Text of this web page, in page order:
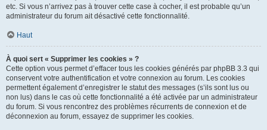
etc. Si vous n’arrivez pas à trouver cette case à cocher, il est probable qu’un
administrateur du forum ait désactivé cette fonctionnalité.
Haut
À quoi sert « Supprimer les cookies » ?
Cette option vous permet d’effacer tous les cookies générés par phpBB 3.3 qui
conservent votre authentification et votre connexion au forum. Les cookies
permettent également d’enregistrer le statut des messages (s’ils sont lus ou
non lus) dans le cas où cette fonctionnalité a été activée par un administrateur
du forum. Si vous rencontrez des problèmes récurrents de connexion et de
déconnexion au forum, essayez de supprimer les cookies.